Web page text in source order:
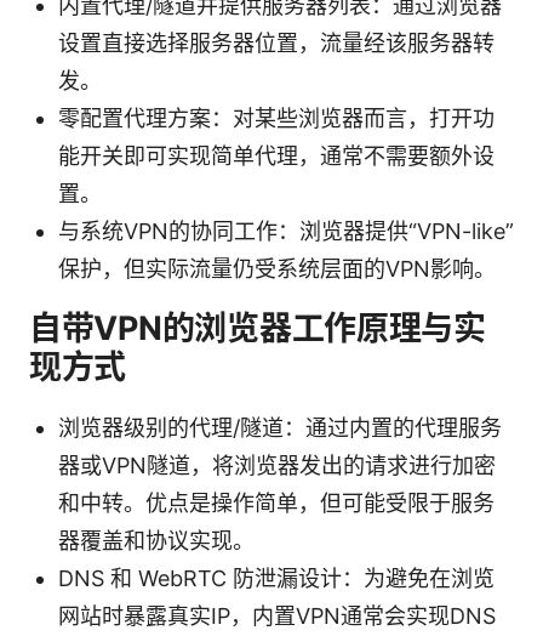
设置直接选择服务器位置，流量经该服务器转
发。
零配置代理方案：对某些浏览器而言，打开功
能开关即可实现简单代理，通常不需要额外设
置。
与系统VPN的协同工作：浏览器提供“VPN-like”
保护，但实际流量仍受系统层面的VPN影响。
自带VPN的浏览器工作原理与实
现方式
浏览器级别的代理/隧道：通过内置的代理服务
器或VPN隧道，将浏览器发出的请求进行加密
和中转。优点是操作简单，但可能受限于服务
器覆盖和协议实现。
DNS 和 WebRTC 防泄漏设计：为避免在浏览
网站时暴露真实IP，内置VPN通常会实现DNS